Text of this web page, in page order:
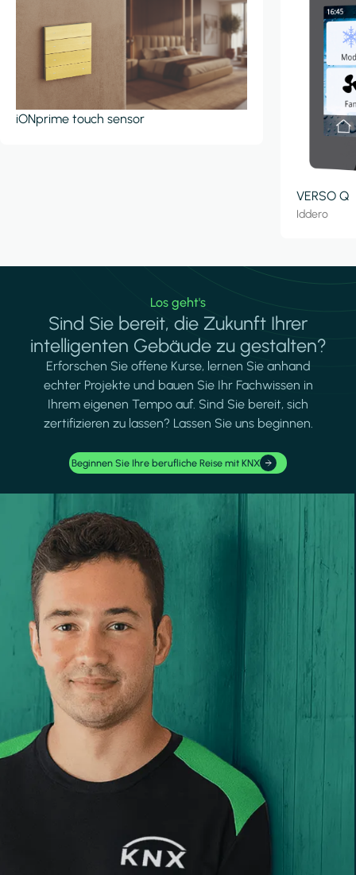
iONprime touch sensor
VERSO Q
Iddero
Los geht's
Sind Sie bereit, die Zukunft Ihrer
intelligenten Gebäude zu gestalten?
Erforschen Sie offene Kurse, lernen Sie anhand
echter Projekte und bauen Sie Ihr Fachwissen in
Ihrem eigenen Tempo auf. Sind Sie bereit, sich
zertifizieren zu lassen? Lassen Sie uns beginnen.
Beginnen Sie Ihre berufliche Reise mit KNX